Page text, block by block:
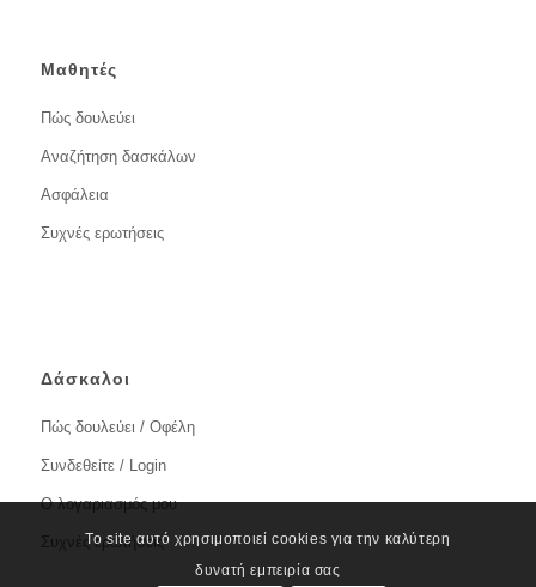
Μαθητές
Πώς δουλεύει
Αναζήτηση δασκάλων
Ασφάλεια
Συχνές ερωτήσεις
Δάσκαλοι
Πώς δουλεύει / Οφέλη
Συνδεθείτε / Login
Ο λογαριασμός μου
Συχνές ερωτήσεις
Το site αυτό χρησιμοποιεί cookies για την καλύτερη
δυνατή εμπειρία σας